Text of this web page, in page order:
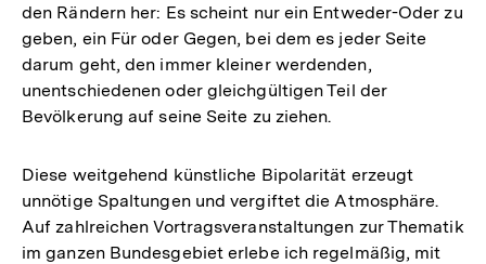
den Rändern her: Es scheint nur ein Entweder-Oder zu
geben, ein Für oder Gegen, bei dem es jeder Seite
darum geht, den immer kleiner werdenden,
unentschiedenen oder gleichgültigen Teil der
Bevölkerung auf seine Seite zu ziehen.
Diese weitgehend künstliche Bipolarität erzeugt
unnötige Spaltungen und vergiftet die Atmosphäre.
Auf zahlreichen Vortragsveranstaltungen zur Thematik
im ganzen Bundesgebiet erlebe ich regelmäßig, mit